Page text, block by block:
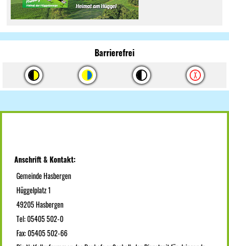
Barrierefrei
Anschrift & Kontakt:
Gemeinde Hasbergen
Hüggelplatz 1
49205 Hasbergen
Tel: 05405 502-0
Fax: 05405 502-66